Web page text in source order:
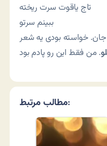
تاج یاقوت سرت ریخته
ببینم سرتو
خواسته بودی یه شعر
مطالب مرتبط: